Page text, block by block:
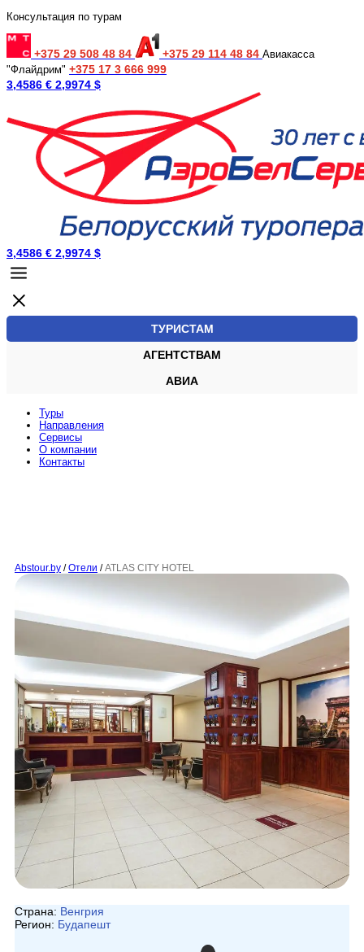
Консультация по турам
+375 29 508 48 84 +375 29 114 48 84 Авиакасса
"Флайдрим" +375 17 3 666 999
3,4586 € 2,9974 $
3,4586 € 2,9974 $
ТУРИСТАМ
АГЕНТСТВАМ
АВИА
Туры
Направления
Сервисы
O компании
Контакты
Abstour.by / Отели / ATLAS CITY HOTEL
Страна: Венгрия
Регион: Будапешт